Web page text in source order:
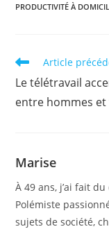
PRODUCTIVITÉ À
Read
articles
Article
Le télétravail
entre hommes et
Marise
À 49 ans, j’ai fait
Polémiste
sujets de société,